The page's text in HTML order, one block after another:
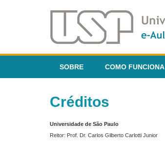
SOBRE COMO FUNCIONA
Créditos
Universidade de São Paulo
Reitor: Prof. Dr. Carlos Gilberto Carlotti Junior